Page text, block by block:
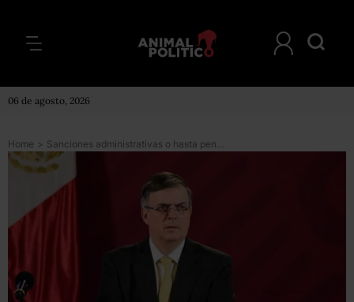
06 de agosto, 2026
Home > Sanciones administrativas o hasta penales, para quien incumpla cierres y provoque contagios por COVID-19: Ebrard